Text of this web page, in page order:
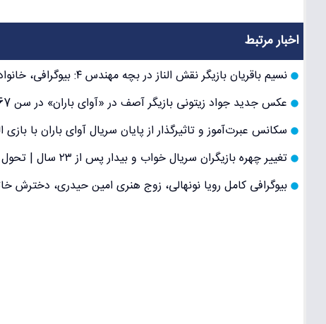
اخبار مرتبط
نسیم باقریان بازیگر نقش الناز در بچه مهندس ۴: بیوگرافی، خانواده، فعالیت‌ها و جدیدترین تصاویر
عکس جدید جواد زیتونی بازیگر آصف در «آوای باران» در سن 67 سالگی | تصاویر تازه و دیدنی
سکانس عبرت‌آموز و تاثیرگذار از پایان سریال آوای باران با
تغییر چهره بازیگران سریال خواب و بیدار پس از ۲۳ سال | تحول جذاب «عیسی و کبری» در نگاه مخاطبین
بیوگرافی کامل رویا نونهالی، زوج هنری امین حیدری، دخترش